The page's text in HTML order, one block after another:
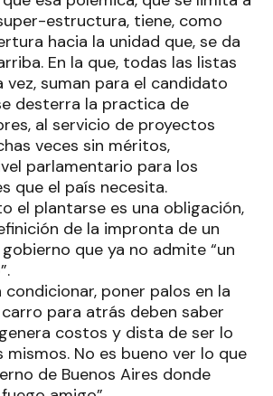
estructura, tiene, como
hacia la unidad que, se da
En la que, todas las listas
vez, suman para el candidato
desterra la practica de
al servicio de proyectos
veces sin méritos,
parlamentario para los
que el país necesita.
el plantarse es una obligación,
de la impronta de un
que ya no admite “un
condicionar, poner palos en la
para atrás deben saber
costos y dista de ser lo
mismos. No es bueno ver lo que
de Buenos Aires donde